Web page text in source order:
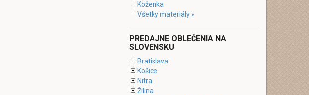
Koženka
Všetky materiály »
PREDAJNE OBLEČENIA NA
SLOVENSKU
Bratislava
Košice
Nitra
Žilina